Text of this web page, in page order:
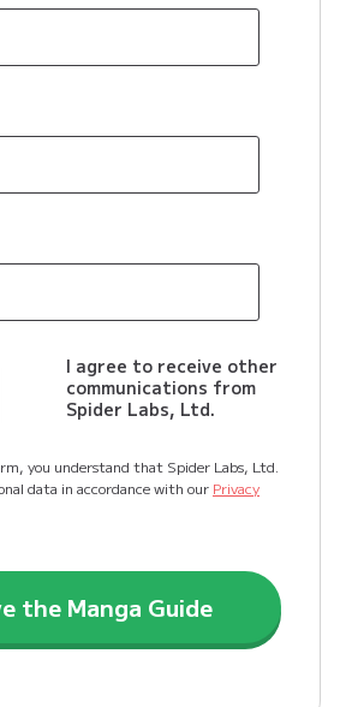
I agree to receive other
communications from
Spider Labs, Ltd.
you understand that Spider Labs, Ltd.
data in accordance with our Privacy